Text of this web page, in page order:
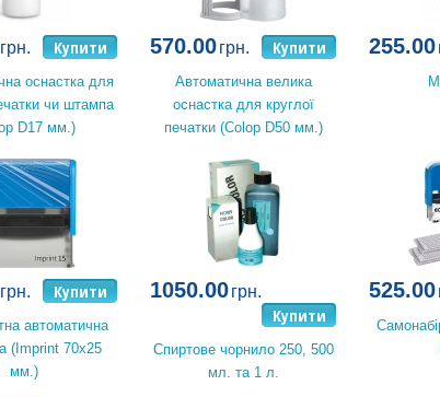
грн. Купити
оснастка для
чи штампа
D17 мм.)
570.00грн. Купити
Автоматична велика
оснастка для круглої
печатки (Colop D50 мм.)
255.00
грн. Купити
автоматична
(Imprint 70x25
мм.)
1050.00грн.
Купити
Спиртове чорнило 250, 500
мл. та 1 л.
525.00